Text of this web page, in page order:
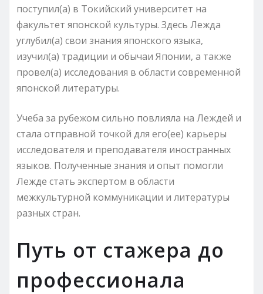
поступил(а) в Токийский университет на
факультет японской культуры. Здесь Лежда
углубил(а) свои знания японского языка,
изучил(а) традиции и обычаи Японии, а также
провел(а) исследования в области современной
японской литературы.
Учеба за рубежом сильно повлияла на Леждей и
стала отправной точкой для его(ее) карьеры
исследователя и преподавателя иностранных
языков. Полученные знания и опыт помогли
Лежде стать экспертом в области
межкультурной коммуникации и литературы
разных стран.
Путь от стажера до
профессионала